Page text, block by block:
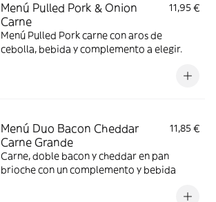
Menú Pulled Pork & Onion
Carne
11,95 €
Menú Pulled Pork carne con aros de
cebolla, bebida y complemento a elegir.
Menú Duo Bacon Cheddar
Carne Grande
11,85 €
Carne, doble bacon y cheddar en pan
brioche con un complemento y bebida